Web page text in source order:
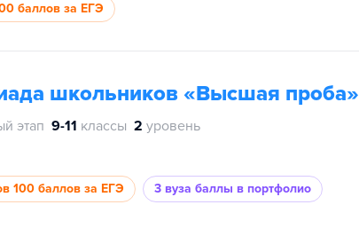
баллов за ЕГЭ
школьников «Высшая проба»
этап 9-11 классы 2 уровень
100 баллов за ЕГЭ 3 вуза баллы в портфолио